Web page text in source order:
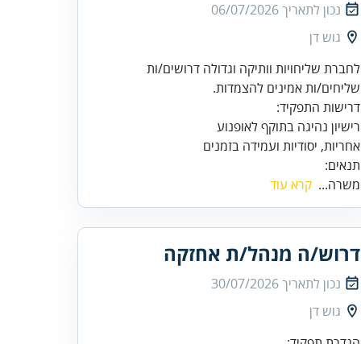
נכון לתאריך06/07/2026
גוש דן
לחברת שליחויות וותיקה וגדולה דרושים/ות
שליחים/ות אמינים להצמדות.
אחריות, יסודיות ועמידה בזמנים
תנאים:
משרה... קרא עוד
דרוש/ה מנהל/ת אחזקה
נכון לתאריך30/07/2026
גוש דן